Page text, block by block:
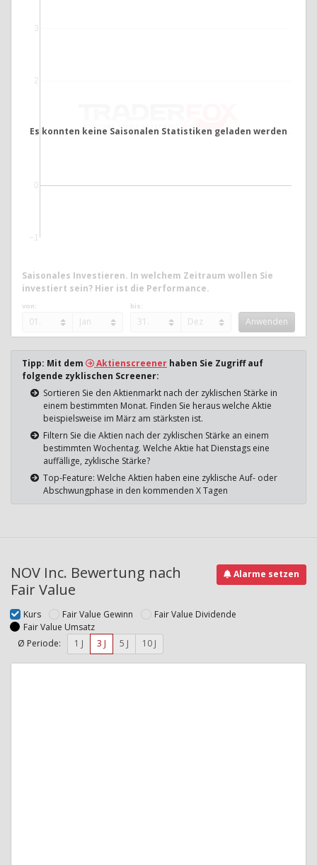
−1
0
1
2
3
Saisonales Investieren. In welchem Zeitraum wollen Sie
investiert sein? Hier ist die Performance.
von: bis:
Es konnten keine Saisonalen Statistiken geladen werden
Tipp: Mit dem Aktienscreener haben Sie Zugriff auf
folgende zyklischen Screener:
Sortieren Sie den Aktienmarkt nach der zyklischen Stärke in
einem bestimmten Monat. Finden Sie heraus welche Aktie
beispielsweise im März am stärksten ist.
Filtern Sie die Aktien nach der zyklischen Stärke an einem
bestimmten Wochentag. Welche Aktie hat Dienstags eine
auffällige, zyklische Stärke?
Top-Feature: Welche Aktien haben eine zyklische Auf- oder
Abschwungphase in den kommenden X Tagen
NOV Inc. Bewertung nach
Fair Value
Alarme setzen
Kurs Fair Value Gewinn
Fair Value Dividende
Fair Value Umsatz
Ø Periode:
1 J 3 J 5 J 10 J